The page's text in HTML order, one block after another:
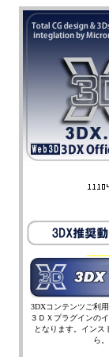
3DXコンテンツご利
３ＤＸプラグインの
となります。インス
ら。